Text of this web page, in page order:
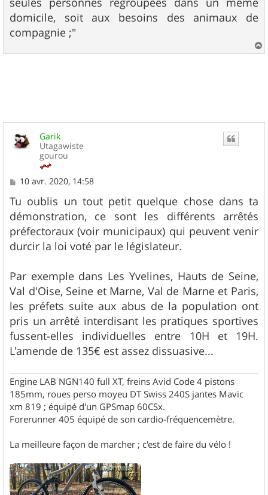
domicile, soit aux besoins des animaux de
compagnie ;"
a
Garik
Utagawiste
gourou
M
s
s
a
g
e
10 avr. 2020, 14:58
Tu oublis un tout petit quelque chose dans ta
démonstration, ce sont les différents arrêtés
préfectoraux (voir municipaux) qui peuvent venir
durcir la loi voté par le législateur.
Par exemple dans Les Yvelines, Hauts de Seine,
Val d'Oise, Seine et Marne, Val de Marne et Paris,
les préfets suite aux abus de la population ont
pris un arrêté interdisant les pratiques sportives
fussent-elles individuelles entre 10H et 19H.
L'amende de 135€ est assez dissuasive...
Engine LAB NGN140 full XT, freins Avid Code 4 pistons
185mm, roues perso moyeu DT Swiss 240S jantes Mavic
xm 819 ; équipé d'un GPSmap 60CSx.
Forerunner 405 équipé de son cardio-fréquencemètre.
La meilleure façon de marcher ; c'est de faire du vélo !